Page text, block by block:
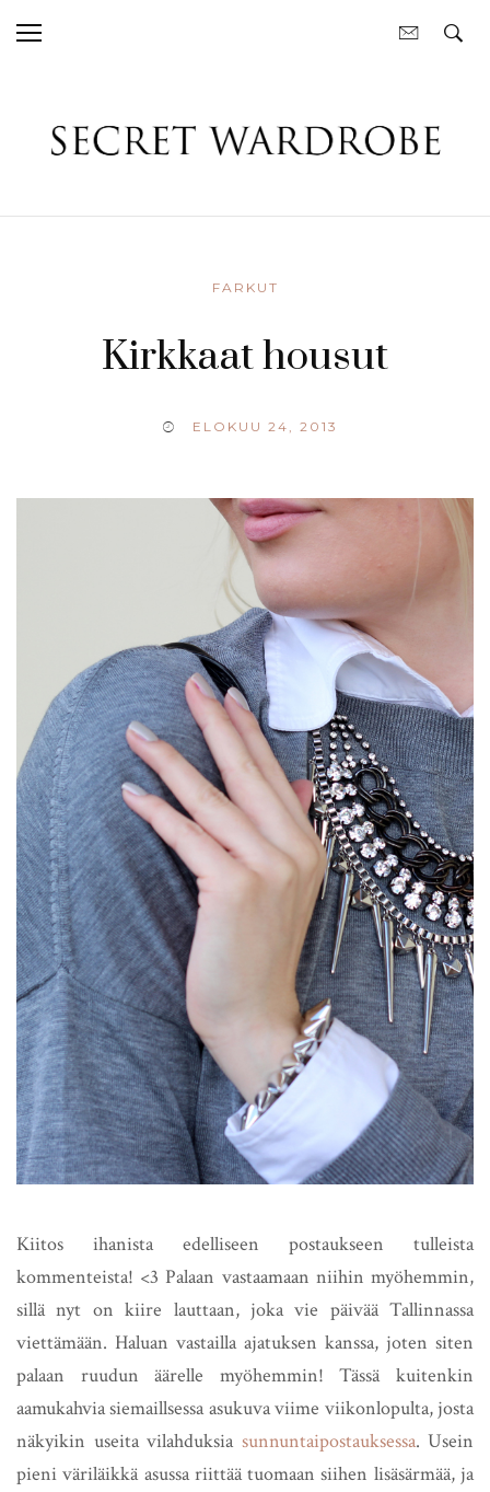
FARKUT
Kirkkaat housut
ELOKUU 24, 2013
Kiitos ihanista edelliseen postaukseen tulleista
kommenteista! <3 Palaan vastaamaan niihin myöhemmin,
sillä nyt on kiire lauttaan, joka vie päivää Tallinnassa
viettämään. Haluan vastailla ajatuksen kanssa, joten siten
palaan ruudun äärelle myöhemmin! Tässä kuitenkin
aamukahvia siemaillsessa asukuva viime viikonlopulta, josta
näkyikin useita vilahduksia sunnuntaipostauksessa. Usein
pieni väriläikkä asussa riittää tuomaan siihen lisäsärmää, ja